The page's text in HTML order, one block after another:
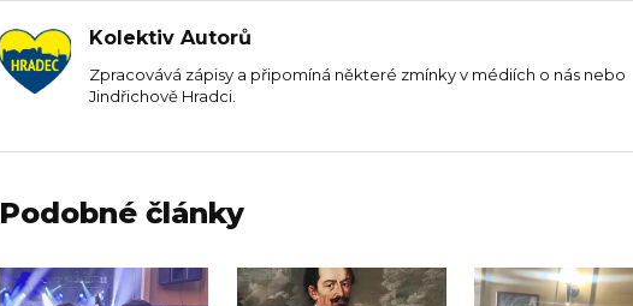
Kolektiv Autorů
Zpracovává zápisy a připomíná některé zmínky v médiích o nás nebo
Jindřichově Hradci.
Podobné články